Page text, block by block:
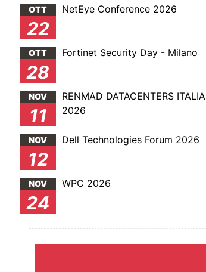
OTT
22
NetEye Conference 2026
OTT
28
Fortinet Security Day - Milano
NOV
11
RENMAD DATACENTERS ITALIA
2026
NOV
12
Dell Technologies Forum 2026
NOV
24
WPC 2026